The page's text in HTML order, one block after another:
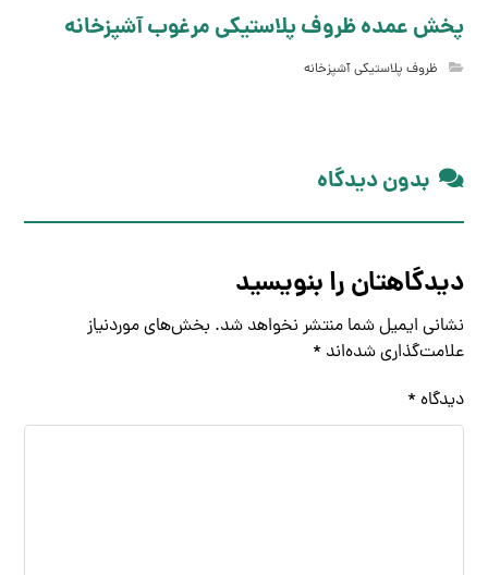
پخش عمده ظروف پلاستیکی مرغوب آشپزخانه
ظروف پلاستیکی آشپزخانه
بدون دیدگاه
دیدگاهتان را بنویسید
نشانی ایمیل شما منتشر نخواهد شد. بخش‌های موردنیاز
علامت‌گذاری شده‌اند *
دیدگاه *